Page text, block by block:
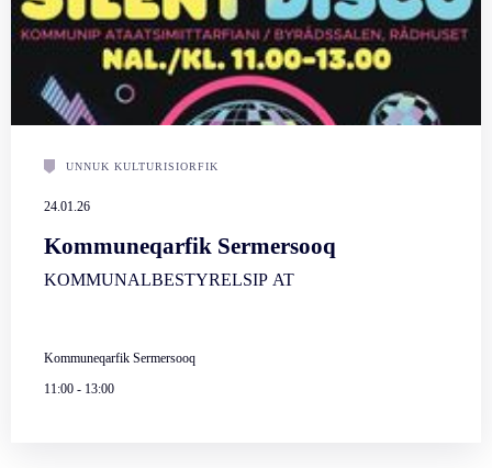
UNNUK KULTURISIORFIK
24.01.26
Kommuneqarfik Sermersooq
KOMMUNALBESTYRELSIP AT
Kommuneqarfik Sermersooq
11:00 - 13:00